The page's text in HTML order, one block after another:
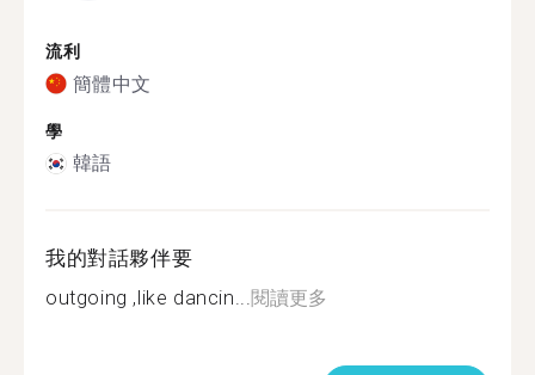
流利
簡體中文
學
韓語
我的對話夥伴要
outgoing ,like dancin...閱讀更多